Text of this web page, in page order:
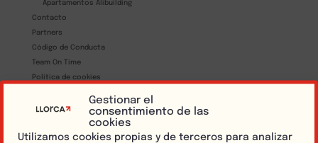
Gestionar el
consentimiento de las
cookies
Utilizamos cookies propias y de terceros para analizar
Apartamentos Alibuilding
Contacto
Partners
Código de Conducta
Team On Time
Política de cookies
Aviso legal
Bolsa de empleo